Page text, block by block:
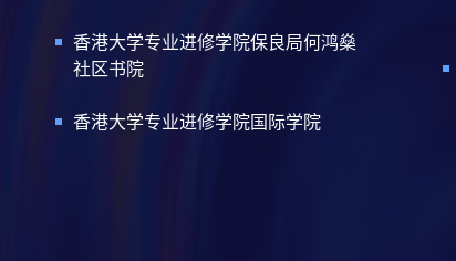
香港大学专业进修学院保良局何鸿燊
社区书院
香港大学专业进修学院国际学院